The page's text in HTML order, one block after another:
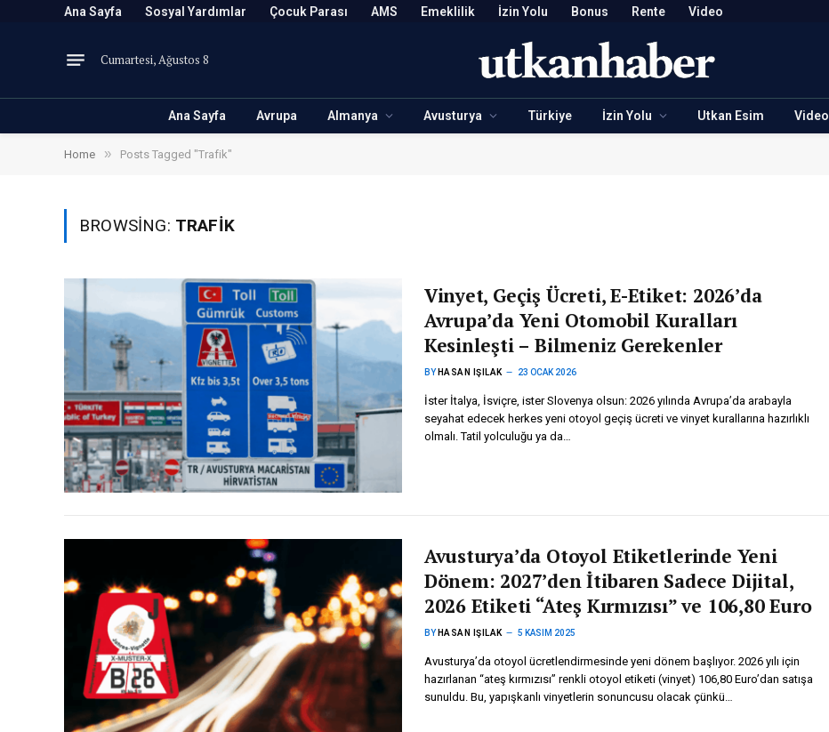
Ana Sayfa Sosyal Yardımlar Çocuk Parası AMS Emeklilik İzin Yolu Bonus Rente Video
Cumartesi, Ağustos 8
Ana Sayfa Avrupa Almanya Avusturya Türkiye İzin Yolu Utkan Esim Video
Home » Posts Tagged "Trafik"
BROWSING: TRAFIK
Vinyet, Geçiş Ücreti, E-Etiket: 2026’da
Avrupa’da Yeni Otomobil Kuralları
Kesinleşti – Bilmeniz Gerekenler
BY HASAN IŞILAK 23 OCAK 2026
İster İtalya, İsviçre, ister Slovenya olsun: 2026 yılında Avrupa’da arabayla
seyahat edecek herkes yeni otoyol geçiş ücreti ve vinyet kurallarına hazırlıklı
olmalı. Tatil yolculuğu ya da…
Avusturya’da Otoyol Etiketlerinde Yeni
Dönem: 2027’den İtibaren Sadece Dijital,
2026 Etiketi “Ateş Kırmızısı” ve 106,80 Euro
BY HASAN IŞILAK 5 KASIM 2025
Avusturya’da otoyol ücretlendirmesinde yeni dönem başlıyor. 2026 yılı için
hazırlanan “ateş kırmızısı” renkli otoyol etiketi (vinyet) 106,80 Euro’dan satışa
sunuldu. Bu, yapışkanlı vinyetlerin sonuncusu olacak çünkü…